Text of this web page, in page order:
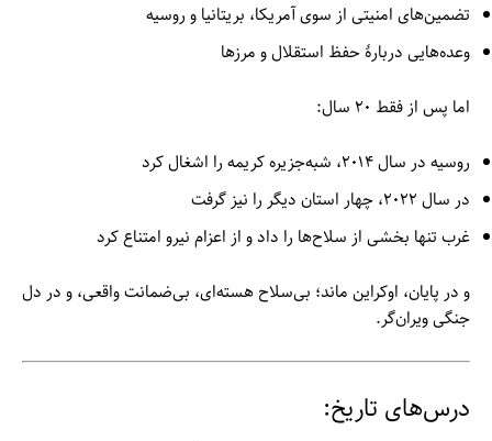
تضمین‌های امنیتی از سوی آمریکا، بریتانیا و روسیه
وعده‌هایی دربارهٔ حفظ استقلال و مرزها
اما پس از فقط ۲۰ سال:
روسیه در سال ۲۰۱۴، شبه‌جزیره کریمه را اشغال کرد
در سال ۲۰۲۲، چهار استان دیگر را نیز گرفت
غرب تنها بخشی از سلاح‌ها را داد و از اعزام نیرو امتناع کرد
و در پایان، اوکراین ماند؛ بی‌سلاح هسته‌ای، بی‌ضمانت واقعی، و در دل
جنگی ویران‌گر.
درس‌های تاریخ: